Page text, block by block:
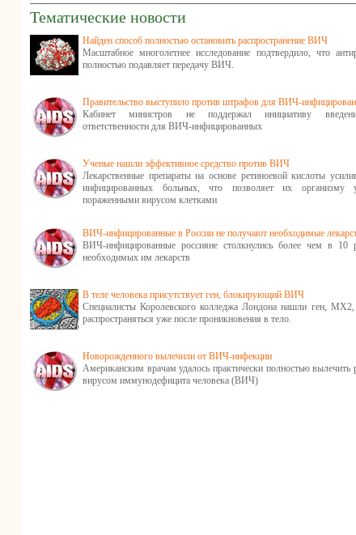
Тематические новости
Найден способ полностью остановить распространение ВИЧ
Масштабное многолетнее исследование подтвердило, что
полностью подавляет передачу ВИЧ.
Правительство выступило против штрафов для ВИЧ-
Кабинет министров не поддержал инициативу
ответственности для ВИЧ-инфицированных
Ученые нашли эффективное средство против ВИЧ
Лекарственные препараты на основе ретиноевой кислоты
инфицированных больных, что позволяет их организму
пораженными вирусом клетками
ВИЧ-инфицированные в России не получают необходимые
ВИЧ-инфицированные россияне столкнулись более чем в 10
необходимых им лекарств
В теле человека присутствует ген, блокирующий ВИЧ
Специалисты Королевского колледжа Лондона нашли ген,
распространяться уже после проникновения в тело.
Новорожденного вылечили от ВИЧ-инфекции
Американским врачам удалось практически полностью вылечить
вирусом иммунодефицита человека (ВИЧ)